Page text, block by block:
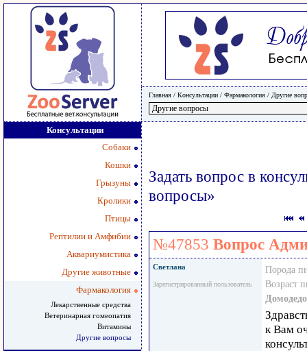
Главная / Консультации / Фармакология / Другие
Консультации
Собаки
Кошки
Грызуны
Кролики
Птицы
Рептилии и Амфибии
Аквариумистика
Другие животные
Фармакология
Лекарственные средства
Ветеринарная гомеопатия
Витамины
Другие вопросы
Задать вопрос в
вопросы»
№47853 Вопрос
Светлана
Зарегистрированный пользователь
Порода
Возраст
к Вам